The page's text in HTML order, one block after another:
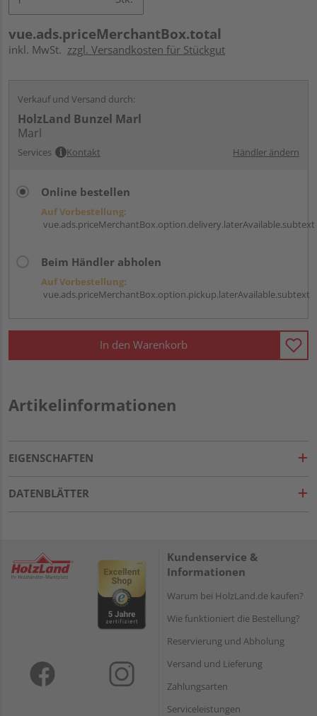
vue.ads.priceMerchantBox.total
inkl. MwSt. zzgl. Versandkosten für Stückgut
Verkauf und Versand durch:
HolzLand Bunzel Marl
Marl
Services Kontakt Händler ändern
Online bestellen
Auf Vorbestellung:
vue.ads.priceMerchantBox.option.delivery.laterAvailable.subtext
Beim Händler abholen
Auf Vorbestellung:
vue.ads.priceMerchantBox.option.pickup.laterAvailable.subtext
In den Warenkorb
Artikelinformationen
EIGENSCHAFTEN
DATENBLÄTTER
Kundenservice &
Informationen
Warum bei HolzLand.de kaufen?
Wie funktioniert die Bestellung?
Reservierung und Abholung
Versand und Lieferung
Zahlungsarten
Serviceleistungen